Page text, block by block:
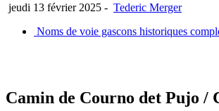
jeudi 13 février 2025 - Tederic Merger
Noms de voie gascons historiques
Camin de Courno det Pujo /